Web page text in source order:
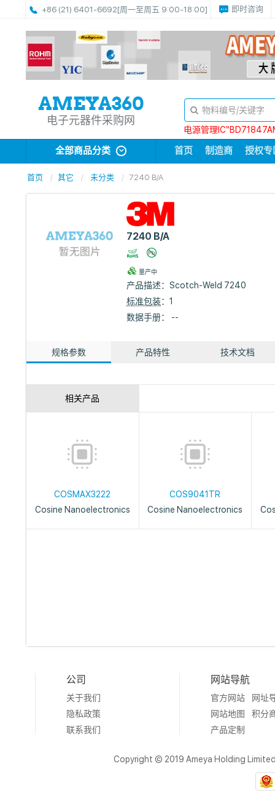
+86 (21) 6401-6692[周一至周五 9:00-18:00] 即时咨询
电子元器件采购网
电源管理
全部商品分类 首页 制造商 授权专
首页 其它 未分类 7240 B/A
7240 B/A
量产中
产品描述：Scotch-Weld 7240
标准包装：1
数据手册： --
规格参数 产品特性 技术文档
相关产品
COSMAX3222
Cosine Nanoelectronics
COS9041TR
Cosine Nanoelectronics
公司
关于我们
隐私政策
联系我们
网站导航
官方网站
网址
网站地图
积分
产品定制
Copyright © 2019 Ameya Holding